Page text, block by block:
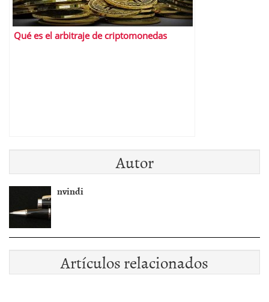
Qué es el arbitraje de criptomonedas
Autor
nvindi
Artículos relacionados